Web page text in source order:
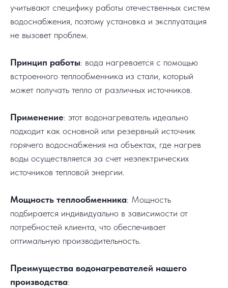
учитывают специфику работы отечественных систем
водоснабжения, поэтому установка и эксплуатация
не вызовет проблем.
Принцип работы: вода нагревается с помощью
встроенного теплообменника из стали, который
может получать тепло от различных источников.
Применение: этот водонагреватель идеально
подходит как основной или резервный источник
горячего водоснабжения на объектах, где нагрев
воды осуществляется за счет неэлектрических
источников тепловой энергии.
Мощность теплообменника: Мощность
подбирается индивидуально в зависимости от
потребностей клиента, что обеспечивает
оптимальную производительность.
Преимущества водонагревателей нашего
производства: